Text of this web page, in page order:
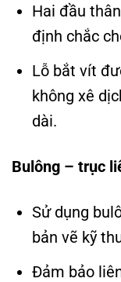
Hai đầu
định chắc
Lỗ bắt vít
không xê
dài.
Bulông – trục
Sử dụng
bản vẽ kỹ
Đảm bảo